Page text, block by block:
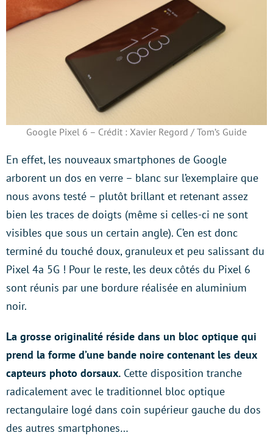
Google Pixel 6 – Crédit : Xavier Regord / Tom’s Guide
En effet, les nouveaux smartphones de Google
arborent un dos en verre – blanc sur l’exemplaire que
nous avons testé – plutôt brillant et retenant assez
bien les traces de doigts (même si celles-ci ne sont
visibles que sous un certain angle). C’en est donc
terminé du touché doux, granuleux et peu salissant du
Pixel 4a 5G ! Pour le reste, les deux côtés du Pixel 6
sont réunis par une bordure réalisée en aluminium
noir.
La grosse originalité réside dans un bloc optique qui
prend la forme d’une bande noire contenant les deux
capteurs photo dorsaux. Cette disposition tranche
radicalement avec le traditionnel bloc optique
rectangulaire logé dans coin supérieur gauche du dos
des autres smartphones…